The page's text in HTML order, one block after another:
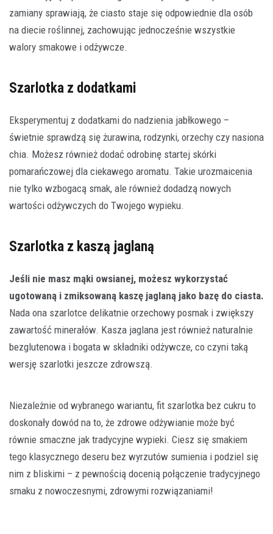
zamiany sprawiają, że ciasto staje się odpowiednie dla osób
na diecie roślinnej, zachowując jednocześnie wszystkie
walory smakowe i odżywcze.
Szarlotka z dodatkami
Eksperymentuj z dodatkami do nadzienia jabłkowego –
świetnie sprawdzą się żurawina, rodzynki, orzechy czy nasiona
chia. Możesz również dodać odrobinę startej skórki
pomarańczowej dla ciekawego aromatu. Takie urozmaicenia
nie tylko wzbogacą smak, ale również dodadzą nowych
wartości odżywczych do Twojego wypieku.
Szarlotka z kaszą jaglaną
Jeśli nie masz mąki owsianej, możesz wykorzystać
ugotowaną i zmiksowaną kaszę jaglaną jako bazę do ciasta.
Nada ona szarlotce delikatnie orzechowy posmak i zwiększy
zawartość minerałów. Kasza jaglana jest również naturalnie
bezglutenowa i bogata w składniki odżywcze, co czyni taką
wersję szarlotki jeszcze zdrowszą.
Niezależnie od wybranego wariantu, fit szarlotka bez cukru to
doskonały dowód na to, że zdrowe odżywianie może być
równie smaczne jak tradycyjne wypieki. Ciesz się smakiem
tego klasycznego deseru bez wyrzutów sumienia i podziel się
nim z bliskimi – z pewnością docenią połączenie tradycyjnego
smaku z nowoczesnymi, zdrowymi rozwiązaniami!